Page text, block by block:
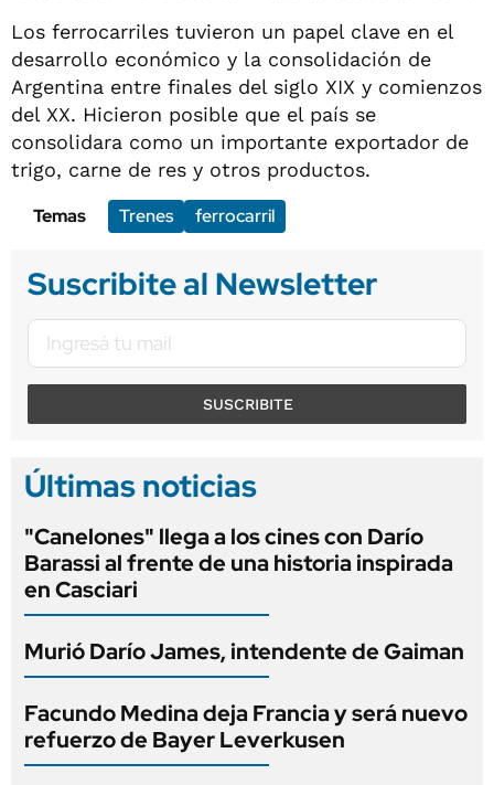
Los ferrocarriles tuvieron un papel clave en el
desarrollo económico y la consolidación de
Argentina entre finales del siglo XIX y comienzos
del XX. Hicieron posible que el país se
consolidara como un importante exportador de
trigo, carne de res y otros productos.
Temas
Trenes ferrocarril
Suscribite al Newsletter
SUSCRIBITE
Últimas noticias
"Canelones" llega a los cines con Darío
Barassi al frente de una historia inspirada
en Casciari
Murió Darío James, intendente de Gaiman
Facundo Medina deja Francia y será nuevo
refuerzo de Bayer Leverkusen